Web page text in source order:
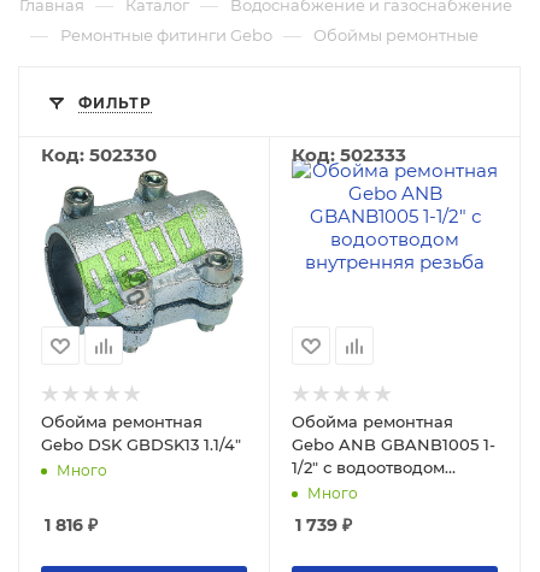
Главная — Каталог — Водоснабжение и газоснабжение
— Ремонтные фитинги Gebo — Обоймы ремонтные
ФИЛЬТР
Код: 502330
Обойма ремонтная
Gebo DSK GBDSK13 1.1/4"
Много
1 816 ₽
Код: 502333
Обойма ремонтная
Gebo ANB GBANB1005 1-
1/2" с водоотводом
внутренняя резьба
Много
1 739 ₽